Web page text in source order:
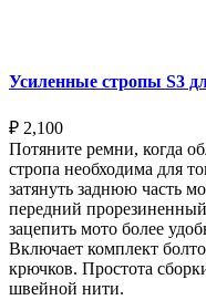
Усиленные стропы S3
₽ 2,100
Потяните ремни, когда
стропа необходима для
затянуть заднюю часть
передний
зацепить мото более
Включает комплект
крючков. Простота
швейной нити.